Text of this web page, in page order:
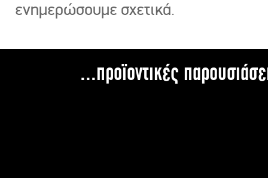
ενημερώσουμε σχετικά.
...προϊοντικές